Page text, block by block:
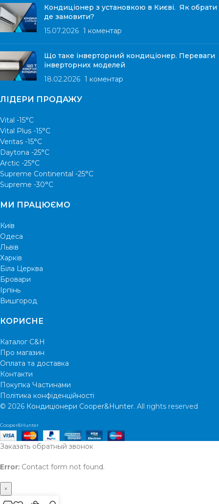
Кондиціонер з установкою в Києві. Як обрати
де замовити?
15.07.2026 1 коментар
Що таке інверторний кондиціонер. Переваги
інверторних моделей
18.02.2026 1 коментар
ЛІДЕРИ ПРОДАЖУ
Vital -15°С
Vital Plus -15°C
Veritas -15°С
Daytona -25°С
Arctic -25°С
Supreme Continental -25°С
Supreme -30°С
МИ ПРАЦЮЄМО
Київ
Одеса
Львів
Харків
Біла Церква
Бровари
Ірпінь
Вишгород
КОРИСНЕ
Каталог C&H
Про магазин
Оплата та доставка
Контакти
Покупка Частинами
Політика конфіденційності
© 2026 Кондиціонери Cooper&Hunter. All rights reserved
Cooper&Hunter
Заказать обратный звонок
Error: Contact form not found.
×